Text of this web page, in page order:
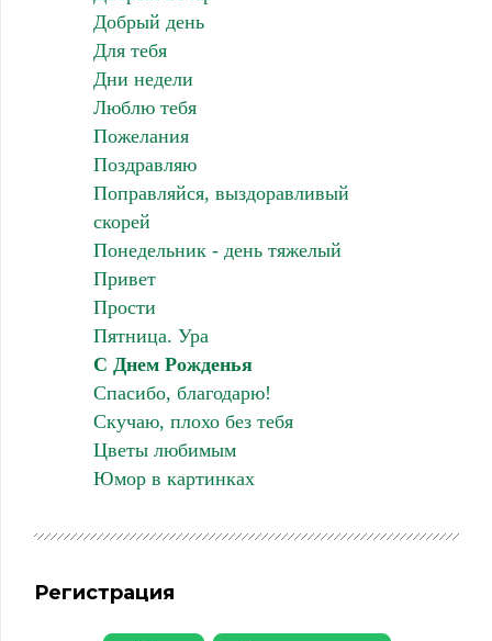
Добрый день
Для тебя
Дни недели
Люблю тебя
Пожелания
Поздравляю
Поправляйся, выздоравливый
скорей
Понедельник - день тяжелый
Привет
Прости
Пятница. Ура
С Днем Рожденья
Спасибо, благодарю!
Скучаю, плохо без тебя
Цветы любимым
Юмор в картинках
Регистрация